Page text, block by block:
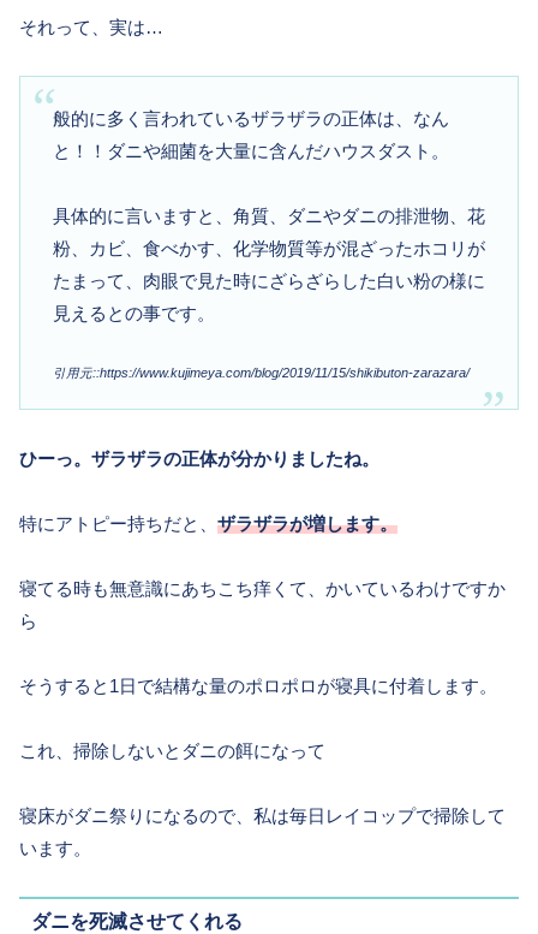
それって、実は…
般的に多く言われているザラザラの正体は、なん
と！！ダニや細菌を大量に含んだハウスダスト。
具体的に言いますと、角質、ダニやダニの排泄物、花
粉、カビ、食べかす、化学物質等が混ざったホコリが
たまって、肉眼で見た時にざらざらした白い粉の様に
見えるとの事です。
引用元::https://www.kujimeya.com/blog/2019/11/15/shikibuton-zarazara/
ひーっ。ザラザラの正体が分かりましたね。
特にアトピー持ちだと、 ザラザラが増します。
寝てる時も無意識にあちこち痒くて、かいているわけですか
ら
そうすると1日で結構な量のポロポロが寝具に付着します。
これ、掃除しないとダニの餌になって
寝床がダニ祭りになるので、私は毎日レイコップで掃除して
います。
ダニを死滅させてくれる